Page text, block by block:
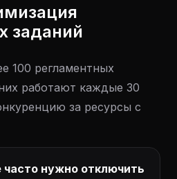
заданий
100 регламентных
работают каждые 30
за ресурсы с
нужно отключить